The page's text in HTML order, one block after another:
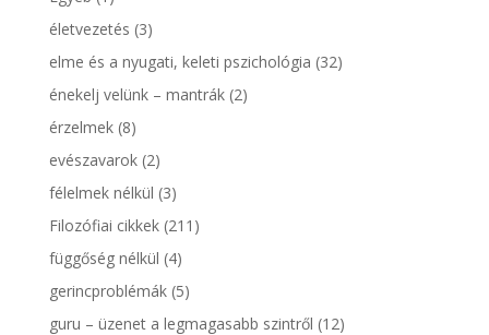
életvezetés (3)
elme és a nyugati, keleti pszichológia (32)
énekelj velünk – mantrák(2)
érzelmek(8)
evészavarok(2)
félelmek nélkül (3)
Filozófiai cikkek(211)
függőség nélkül (4)
gerincproblémák(5)
guru – üzenet a legmagasabb szintről (12)